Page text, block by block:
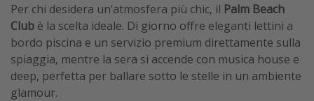
Per chi desidera un’atmosfera più chic, il Palm Beach
Club è la scelta ideale. Di giorno offre eleganti lettini a
bordo piscina e un servizio premium direttamente sulla
spiaggia, mentre la sera si accende con musica house e
deep, perfetta per ballare sotto le stelle in un ambiente
glamour.